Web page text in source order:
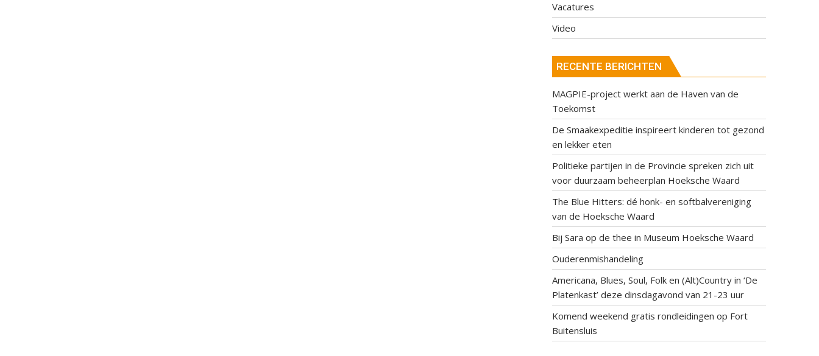
Vacatures
Video
RECENTE BERICHTEN
MAGPIE-project werkt aan de Haven van de
Toekomst
De Smaakexpeditie inspireert kinderen tot gezond
en lekker eten
Politieke partijen in de Provincie spreken zich uit
voor duurzaam beheerplan Hoeksche Waard
The Blue Hitters: dé honk- en softbalvereniging
van de Hoeksche Waard
Bij Sara op de thee in Museum Hoeksche Waard
Ouderenmishandeling
Americana, Blues, Soul, Folk en (Alt)Country in ‘De
Platenkast’ deze dinsdagavond van 21-23 uur
Komend weekend gratis rondleidingen op Fort
Buitensluis